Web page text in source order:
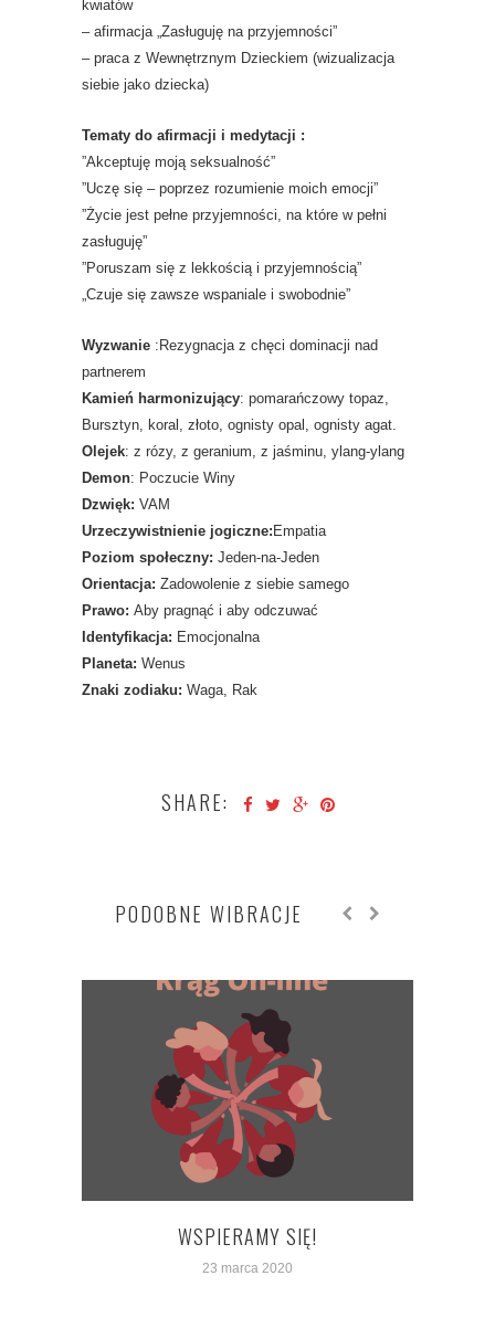
kwiatów
– afirmacja „Zasługuję na przyjemności”
– praca z Wewnętrznym Dzieckiem (wizualizacja
siebie jako dziecka)
Tematy do afirmacji i medytacji :
”Akceptuję moją seksualność”
”Uczę się – poprzez rozumienie moich emocji”
”Życie jest pełne przyjemności, na które w pełni
zasługuję”
”Poruszam się z lekkością i przyjemnością”
„Czuje się zawsze wspaniale i swobodnie”
Wyzwanie :Rezygnacja z chęci dominacji nad
partnerem
Kamień harmonizujący: pomarańczowy topaz,
Bursztyn, koral, złoto, ognisty opal, ognisty agat.
Olejek: z rózy, z geranium, z jaśminu, ylang-ylang
Demon: Poczucie Winy
Dzwięk: VAM
Urzeczywistnienie jogiczne: Empatia
Poziom społeczny: Jeden-na-Jeden
Orientacja: Zadowolenie z siebie samego
Prawo: Aby pragnąć i aby odczuwać
Identyfikacja: Emocjonalna
Planeta: Wenus
Znaki zodiaku: Waga, Rak
SHARE:
PODOBNE WIBRACJE
WSPIERAMY SIĘ!
23 marca 2020